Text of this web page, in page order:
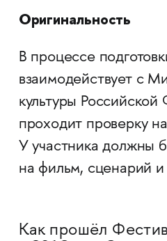
Оригинальность
В процессе
взаимодействует с
культуры
проходит проверку
У участника должны
на фильм, сценарий и
Как прошёл